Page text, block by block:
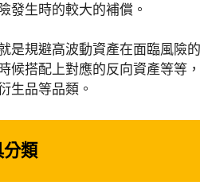
發生時的較大的補償。
是規避高波動資產在面臨風險
候搭配上對應的反向資產等等
生品等品類。
分類